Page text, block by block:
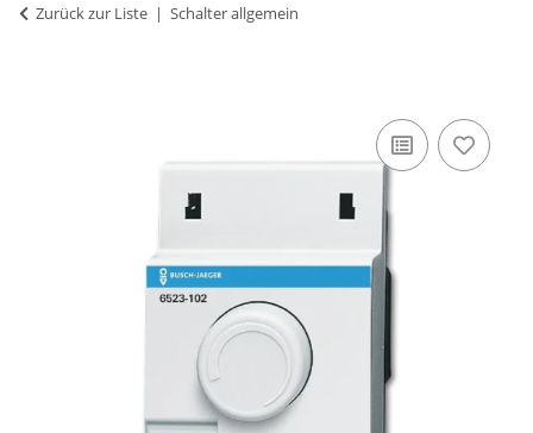
Zurück zur Liste Schalter allgemein